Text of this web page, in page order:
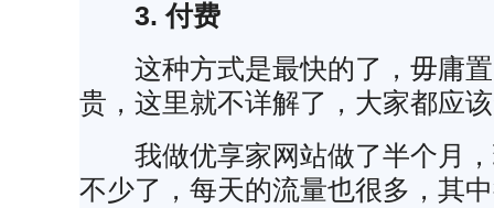
3. 付费
这种方式是最快的了，毋庸置
贵，这里就不详解了，大家都应
我做优享家网站做了半个月，
不少了，每天的流量也很多，其